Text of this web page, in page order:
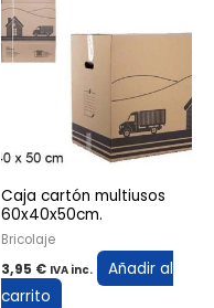
Caja cartón multiusos
60x40x50cm.
Bricolaje
3,95 € IVA inc.
Añadir al
carrito